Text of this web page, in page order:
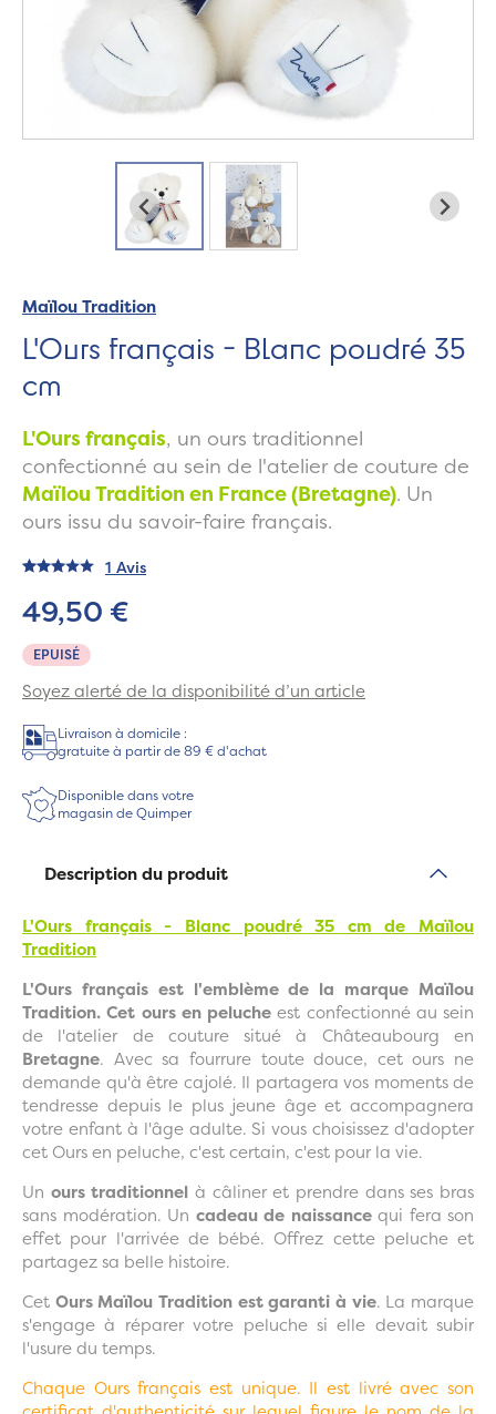
Maïlou Tradition
L'Ours français - Blanc poudré 35
cm
L'Ours français, un ours traditionnel
confectionné au sein de l'atelier de couture de
Maïlou Tradition en France (Bretagne). Un
ours issu du savoir-faire français.
1 Avis
EPUISÉ
49,50 €
Soyez alerté de la disponibilité d’un article
Livraison à domicile :
gratuite à partir de 89 € d'achat
Disponible dans votre
magasin de Quimper
Description du produit
L'Ours français - Blanc poudré 35 cm de Maïlou
Tradition
L'Ours français est l'emblème de la marque Maïlou
Tradition. Cet ours en peluche est confectionné au sein
de l'atelier de couture situé à Châteaubourg en
Bretagne. Avec sa fourrure toute douce, cet ours ne
demande qu'à être cajolé. Il partagera vos moments de
tendresse depuis le plus jeune âge et accompagnera
votre enfant à l'âge adulte. Si vous choisissez d'adopter
cet Ours en peluche, c'est certain, c'est pour la vie.
Un ours traditionnel à câliner et prendre dans ses bras
sans modération. Un cadeau de naissancequi fera son
effet pour l'arrivée de bébé. Offrez cette peluche et
partagez sa belle histoire.
Cet Ours Maïlou Tradition est garanti à vie. La marque
s'engage à réparer votre peluche si elle devait subir
l'usure du temps.
Chaque Ours français est unique. Il est livré avec son